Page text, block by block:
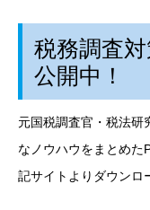
税務調査
公開中！
元国税調査官・税法研
なノウハウをまとめた
記サイトよりダウンロ